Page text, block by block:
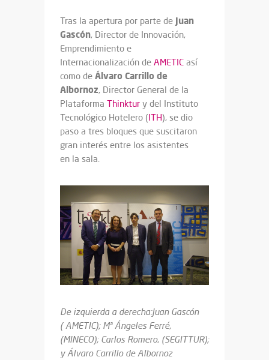
Tras la apertura por parte de Juan
Gascón, Director de Innovación,
Emprendimiento e
Internacionalización de AMETIC así
como de Álvaro Carrillo de
Albornoz, Director General de la
Plataforma Thinktur y del Instituto
Tecnológico Hotelero (ITH), se dio
paso a tres bloques que suscitaron
gran interés entre los asistentes
en la sala.
De izquierda a derecha:Juan Gascón
( AMETIC); Mª Ángeles Ferré,
(MINECO); Carlos Romero, (SEGITTUR);
y Álvaro Carrillo de Albornoz